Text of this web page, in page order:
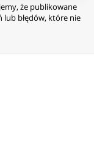
że publikowane
lub błędów, które nie